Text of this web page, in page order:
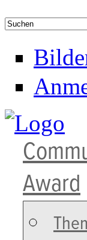
Suchformular
Award